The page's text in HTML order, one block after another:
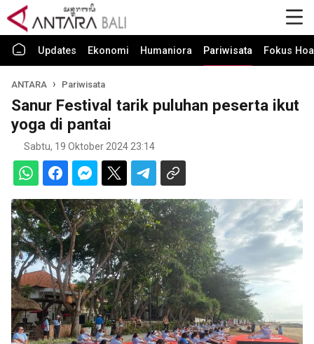
Updates Ekonomi Humaniora Pariwisata Fokus
ANTARA Pariwisata
Sanur Festival tarik puluhan peserta ikut
yoga di pantai
Sabtu, 19 Oktober 2024 23:14